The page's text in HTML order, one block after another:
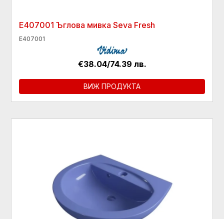
Е407001 Ъглова мивка Seva Fresh
E407001
€38.04/74.39 лв.
ВИЖ ПРОДУКТА